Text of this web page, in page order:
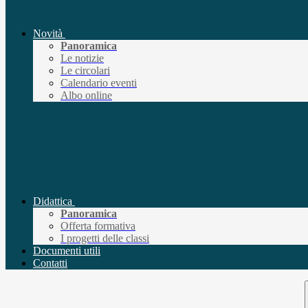
Novità
Panoramica
Le notizie
Le circolari
Calendario eventi
Albo online
Didattica
Panoramica
Offerta formativa
I progetti delle classi
Documenti utili
Contatti